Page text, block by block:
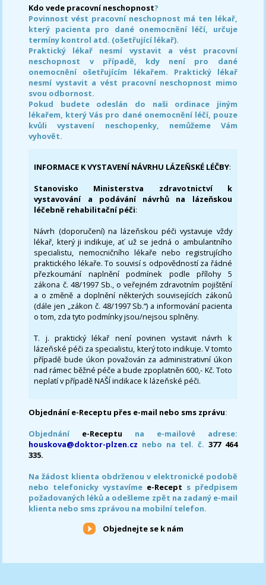
Kdo vede pracovní neschopnost?
Povinnost vést pracovní neschopnost má ten lékař,
který pacienta pro dané onemocnění léčí, určuje
termíny kontrol atd. (ošetřující lékař).
Praktický lékař nesmí vystavit a vést pracovní
neschopnost v případě, kdy není pro dané
onemocnění ošetřujícím lékařem. Praktický lékař
nesmí vystavit a vést pracovní neschopnost mimo
svou odbornost.
Pokud budete odeslán do naši ordinace jiným
lékařem, který Vás pro dané onemocnění léčí, pouze
kvůli vystavení neschopenky, nemůžeme Vám
vyhovět.
INFORMACE K VYSTAVENÍ NÁVRHU LÁZEŇSKÉ LÉČBY:
Stanovisko Ministerstva zdravotnictví k
vystavování a podávání návrhů na lázeňskou
léčebně rehabilitační péči:
Návrh (doporučení) na lázeňskou péči vystavuje vždy
lékař, který ji indikuje, ať už se jedná o ambulantního
specialistu, nemocničního lékaře nebo registrujícího
praktického lékaře. To souvisí s odpovědností za řádné
přezkoumání naplnění podmínek podle přílohy 5
zákona č. 48/1997 Sb., o veřejném zdravotním pojištění
a o změně a doplnění některých souvisejících zákonů
(dále jen „zákon č. 48/1997 Sb.“) a informování pacienta
o tom, zda tyto podmínky jsou/nejsou splněny.
T. j. praktický lékař není povinen vystavit návrh k
lázeňské péči za specialistu, který toto indikuje. V tomto
případě bude úkon považován za administrativní úkon
nad rámec běžné péče a bude zpoplatněn 600,- Kč. Toto
neplatí v případě NAŠÍ indikace k lázeňské péči.
Objednání e-Receptu přes e-mail nebo sms zprávu:
Objednání e-Receptu na e-mailové adrese:
houskova@doktor-plzen.cz nebo na tel. č. 377 464
335.
Na žádost klienta obdrženou v elektronické podobě
nebo telefonicky vystavíme e-Recept s předpisem
požadovaných léků a odešleme zpět na zadaný e-mail
klienta nebo sms zprávou na mobilní telefon.
Objednejte se k nám